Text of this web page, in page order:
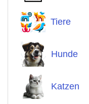
Tiere
Hunde
Katzen